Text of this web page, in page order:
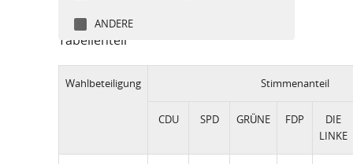
ANDERE
Tabellenteil
Wahlbeteiligung Stimmenanteil
CDU SPD GRÜNE FDP
DIE
LINKE